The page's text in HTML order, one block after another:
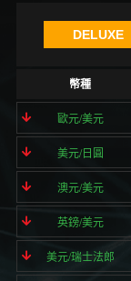
DELUXE
幣種
歐元/美元
美元/日圓
澳元/美元
英鎊/美元
美元/瑞士法郎